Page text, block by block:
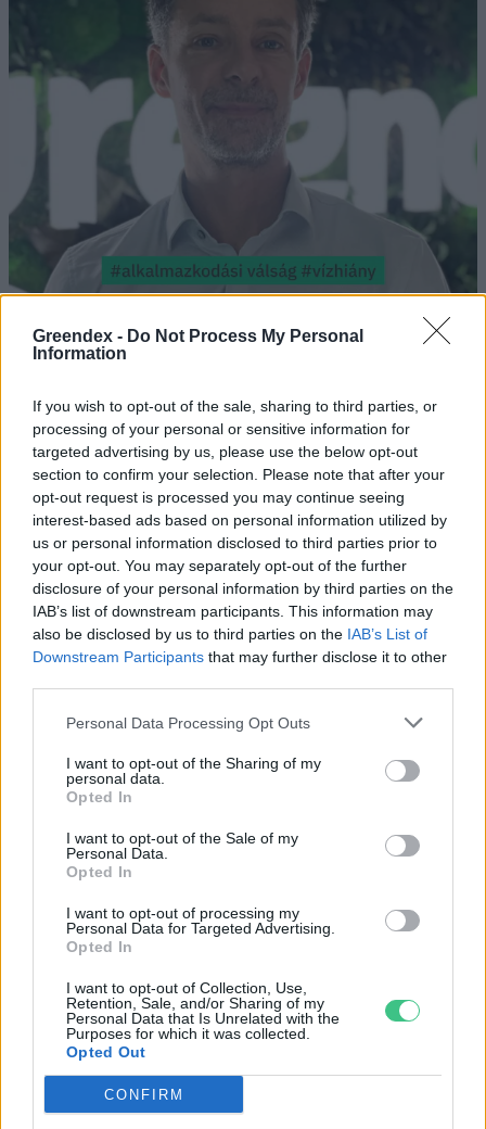
Greendex - Do Not Process My Personal
Information
If you wish to opt-out of the sale, sharing to third parties, or
processing of your personal or sensitive information for
targeted advertising by us, please use the below opt-out
section to confirm your selection. Please note that after your
opt-out request is processed you may continue seeing
interest-based ads based on personal information utilized by
us or personal information disclosed to third parties prior to
your opt-out. You may separately opt-out of the further
disclosure of your personal information by third parties on the
IAB’s list of downstream participants. This information may
also be disclosed by us to third parties on the IAB’s List of
Downstream Participants that may further disclose it to other
Personal Data Processing Opt Outs
I want to opt-out of the Sharing of my
personal data.
Opted In
I want to opt-out of the Sale of my
Personal Data.
Opted In
I want to opt-out of processing my
Personal Data for Targeted Advertising.
Opted In
I want to opt-out of Collection, Use,
Retention, Sale, and/or Sharing of my
Personal Data that Is Unrelated with the
Purposes for which it was collected.
Opted Out
CONFIRM
Rekord alacsony a Velencei-tó vízszintje. Alkalmazkodási válság
vagy ökológiai katasztrófa? Dr. Boromisza Zsomborral jártuk körbe
a tó múltját, jelenét, jövőjét.
Tombol a hőség és az aszály, mégis
nő a klímaszkepticizmus
ÉLŐ BOLYGÓNK
A mesterséges intelligencia már
EGÉSZSÉGÜNK
Kerti sütögetés biztonságosan